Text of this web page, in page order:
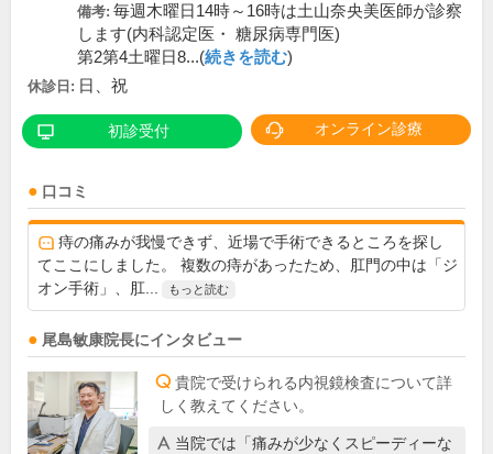
備考: 毎週木曜日14時～16時は土山奈央美医師が診察
します(内科認定医・ 糖尿病専門医)
第2第4土曜日8...(続きを読む)
休診日: 日、祝
初診受付 オンライン診療
口コミ
痔の痛みが我慢できず、近場で手術できるところを探し
てここにしました。 複数の痔があったため、肛門の中は「ジ
オン手術」、肛...
もっと読む
尾島敏康院長にインタビュー
貴院で受けられる内視鏡検査について詳
しく教えてください。
当院では「痛みが少なくスピーディーな